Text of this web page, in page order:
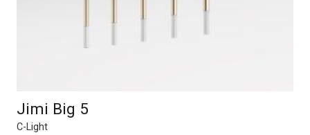
Jimi Big 5
C-Light